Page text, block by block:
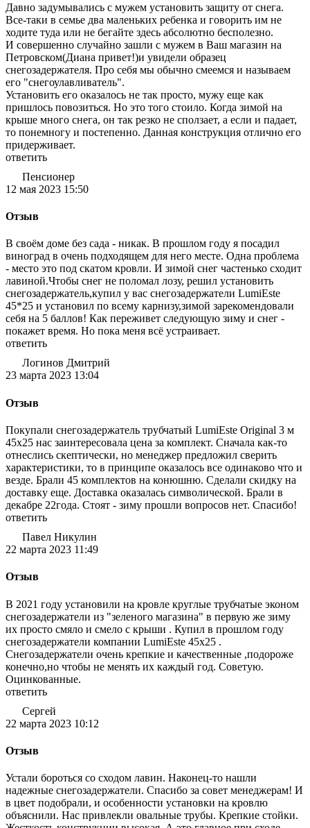
Давно задумывались с мужем установить защиту от снега.
Все-таки в семье два маленьких ребенка и говорить им не
ходите туда или не бегайте здесь абсолютно бесполезно.
И совершенно случайно зашли с мужем в Ваш магазин на
Петровском(Диана привет!)и увидели образец
снегозадержателя. Про себя мы обычно смеемся и называем
его "снегоулавливатель".
Установить его оказалось не так просто, мужу еще как
пришлось повозиться. Но это того стоило. Когда зимой на
крыше много снега, он так резко не сползает, а если и падает,
то понемногу и постепенно. Данная конструкция отлично его
придерживает.
ответить
Пенсионер
12 мая 2023 15:50
Отзыв
В своём доме без сада - никак. В прошлом году я посадил
виноград в очень подходящем для него месте. Одна проблема
- место это под скатом кровли. И зимой снег частенько сходит
лавиной.Чтобы снег не поломал лозу, решил установить
снегозадержатель,купил у вас снегозадержатели LumiEste
45*25 и установил по всему карнизу,зимой зарекомендовали
себя на 5 баллов! Как переживет следующую зиму и снег -
покажет время. Но пока меня всё устраивает.
ответить
Логинов Дмитрий
23 марта 2023 13:04
Отзыв
Покупали снегозадержатель трубчатый LumiEste Original 3 м
45х25 нас заинтересовала цена за комплект. Сначала как-то
отнеслись скептически, но менеджер предложил сверить
характеристики, то в принципе оказалось все одинаково что и
везде. Брали 45 комплектов на конюшню. Сделали скидку на
доставку еще. Доставка оказалась символической. Брали в
декабре 22года. Стоят - зиму прошли вопросов нет. Спасибо!
ответить
Павел Никулин
22 марта 2023 11:49
Отзыв
В 2021 году установили на кровле круглые трубчатые эконом
снегозадержатели из "зеленого магазина" в первую же зиму
их просто смяло и смело с крыши . Купил в прошлом году
снегозадержатели компании LumiEste 45х25 .
Снегозадержатели очень крепкие и качественные ,подороже
конечно,но чтобы не менять их каждый год. Советую.
Оцинкованные.
ответить
Сергей
22 марта 2023 10:12
Отзыв
Устали бороться со сходом лавин. Наконец-то нашли
надежные снегозадержатели. Спасибо за совет менеджерам! И
в цвет подобрали, и особенности установки на кровлю
объяснили. Нас привлекли овальные трубы. Крепкие стойки.